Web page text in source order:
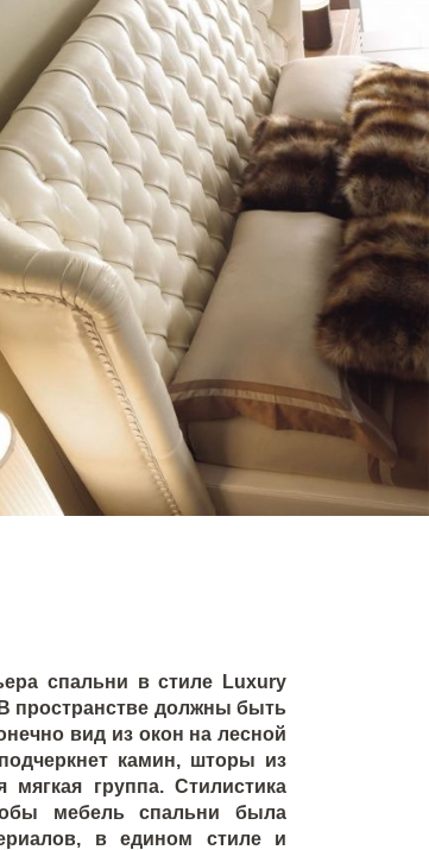
спальни в стиле Luxury
пространстве должны быть
вид из окон на лесной
камин, шторы из
мягкая группа. Стилистика
мебель спальни была
в едином стиле и